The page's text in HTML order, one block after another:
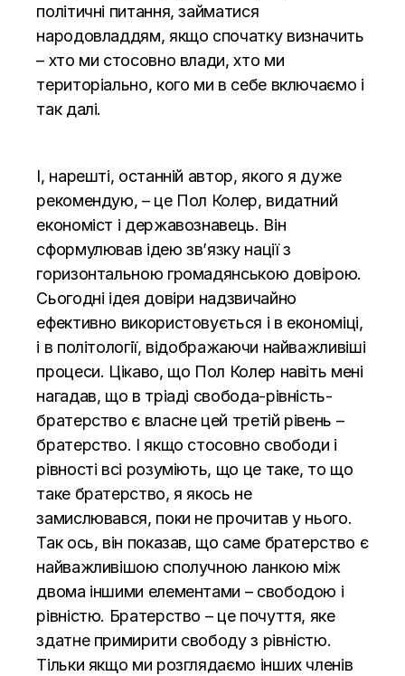
політичні питання, займатися
народовладдям, якщо спочатку визначить
– хто ми стосовно влади, хто ми
територіально, кого ми в себе включаємо і
так далі.
І, нарешті, останній автор, якого я дуже
рекомендую, – це Пол Колер, видатний
економіст і державознавець. Він
сформулював ідею зв’язку нації з
горизонтальною громадянською довірою.
Сьогодні ідея довіри надзвичайно
ефективно використовується і в економіці,
і в політології, відображаючи найважливіші
процеси. Цікаво, що Пол Колер навіть мені
нагадав, що в тріаді свобода-рівність-
братерство є власне цей третій рівень –
братерство. І якщо стосовно свободи і
рівності всі розуміють, що це таке, то що
таке братерство, я якось не
замислювався, поки не прочитав у нього.
Так ось, він показав, що саме братерство є
найважливішою сполучною ланкою між
двома іншими елементами – свободою і
рівністю. Братерство – це почуття, яке
здатне примирити свободу з рівністю.
Тільки якщо ми розглядаємо інших членів